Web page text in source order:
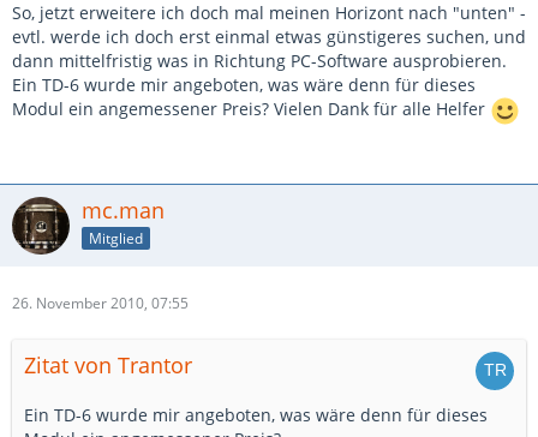
So, jetzt erweitere ich doch mal meinen Horizont nach "unten" -
evtl. werde ich doch erst einmal etwas günstigeres suchen, und
dann mittelfristig was in Richtung PC-Software ausprobieren.
Ein TD-6 wurde mir angeboten, was wäre denn für dieses
Modul ein angemessener Preis? Vielen Dank für alle Helfer
mc.man
Mitglied
26. November 2010, 07:55
Zitat von Trantor
Ein TD-6 wurde mir angeboten, was wäre denn für dieses